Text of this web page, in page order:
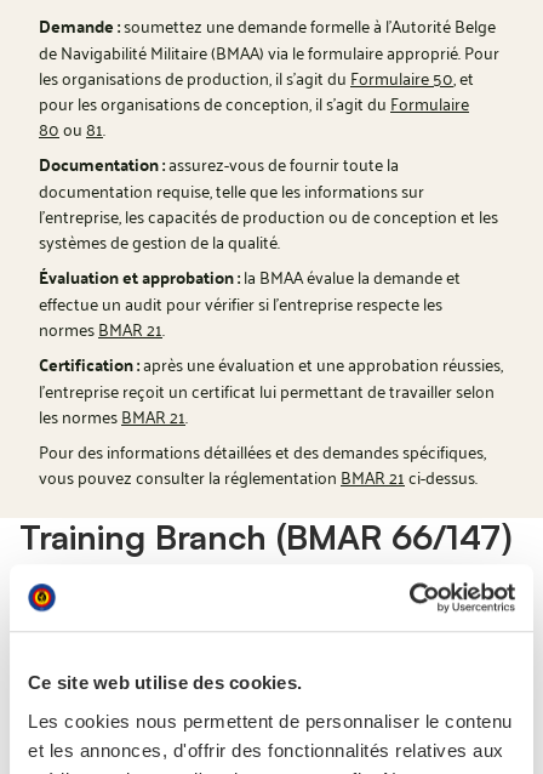
Ce site web utilise des cookies.
Les cookies nous permettent de personnaliser le contenu
et les annonces, d'offrir des fonctionnalités relatives aux
Demande :soumettez une demande formelle à l'Autorité Belge
de Navigabilité Militaire (BMAA) via le formulaire approprié. Pour
les organisations de production, il s'agit du Formulaire 50, et
pour les organisations de conception, il s'agit du Formulaire
80ou81.
Documentation :assurez-vous de fournir toute la
documentation requise, telle que les informations sur
l'entreprise, les capacités de production ou de conception et les
systèmes de gestion de la qualité.
Évaluation et approbation :la BMAA évalue la demande et
effectue un audit pour vérifier si l'entreprise respecte les
normesBMAR 21.
Certification :après une évaluation et une approbation réussies,
l'entreprise reçoit un certificat lui permettant de travailler selon
les normesBMAR 21.
Pour des informations détaillées et des demandes spécifiques,
vous pouvez consulter la réglementation BMAR 21ci-dessus.
Training Branch (BMAR 66/147)
Les techniciens de maintenance militaires doivent être
titulaires d'une licence de maintenance (Military Aircraft
certaines tâches de maintenance. Ces licences sont
en théorie et en pratique, qui varient en fonction de la
catégorie souhaitée. Il incombe à la branche Formation et